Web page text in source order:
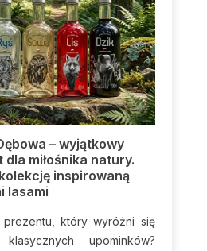
– wyjątkowy
dla miłośnika natury.
inspirowaną
lasami
prezentu, który wyróżni się
upominków?